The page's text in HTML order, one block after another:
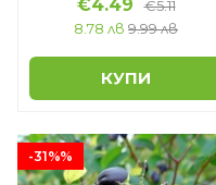
€4.49
€5.11
8.78 лв 9.99 лв
КУПИ
-31%%